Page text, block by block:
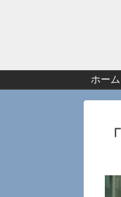
ホーム
「